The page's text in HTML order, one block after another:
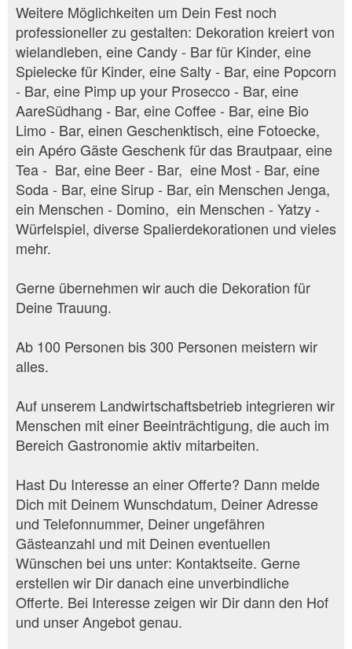
Weitere Möglichkeiten um Dein Fest noch
professioneller zu gestalten: Dekoration kreiert von
wielandleben, eine Candy - Bar für Kinder, eine
Spielecke für Kinder, eine Salty - Bar, eine Popcorn
- Bar, eine Pimp up your Prosecco - Bar, eine
AareSüdhang - Bar, eine Coffee - Bar, eine Bio
Limo - Bar, einen Geschenktisch, eine Fotoecke,
ein Apéro Gäste Geschenk für das Brautpaar, eine
Tea - Bar, eine Beer - Bar, eine Most - Bar, eine
Soda - Bar, eine Sirup - Bar, ein Menschen Jenga,
ein Menschen - Domino, ein Menschen - Yatzy -
Würfelspiel, diverse Spalierdekorationen und vieles
mehr.
Gerne übernehmen wir auch die Dekoration für
Deine Trauung.
Ab 100 Personen bis 300 Personen meistern wir
alles.
Auf unserem Landwirtschaftsbetrieb integrieren wir
Menschen mit einer Beeinträchtigung, die auch im
Bereich Gastronomie aktiv mitarbeiten.
Hast Du Interesse an einer Offerte? Dann melde
Dich mit Deinem Wunschdatum, Deiner Adresse
und Telefonnummer, Deiner ungefähren
Gästeanzahl und mit Deinen eventuellen
Wünschen bei uns unter: Kontaktseite. Gerne
erstellen wir Dir danach eine unverbindliche
Offerte. Bei Interesse zeigen wir Dir dann den Hof
und unser Angebot genau.